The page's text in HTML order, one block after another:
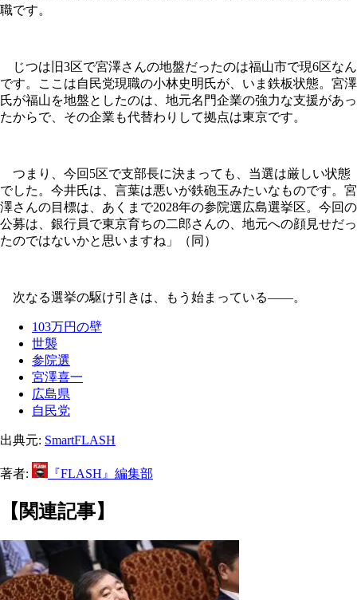
職です。
じつは旧3区で宮澤さんの地盤だったのは福山市で現6区なん
です。ここは自民党現職の小林史明氏が、いま鉄板状態。宮澤
氏が福山を地盤としたのは、地元名門企業の強力な支援があっ
たからで、その企業も代替わりして拠点は東京です。
つまり、今回5区で支部長に決まっても、当選は厳しい状態
でした。今井氏は、言葉は悪いが鉄砲玉みたいなものです。宮
澤さんの目標は、あくまで2028年の参院選広島選挙区。今回の
公募は、銀行員で東京育ちの二郎さんの、地元への顔見せだっ
たのではないかと思いますね」（同）
次なる選挙の駆け引きは、もう始まっている――。
103万円の壁
世襲
参院選
宮澤喜一
広島県
自民党
出典元: SmartFLASH
著者: 『FLASH』編集部
【関連記事】